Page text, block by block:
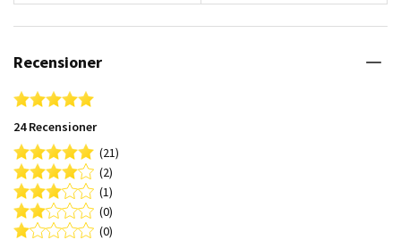
Recensioner
4.8 star rating
24 Recensioner
(21)
(2)
(1)
(0)
(0)